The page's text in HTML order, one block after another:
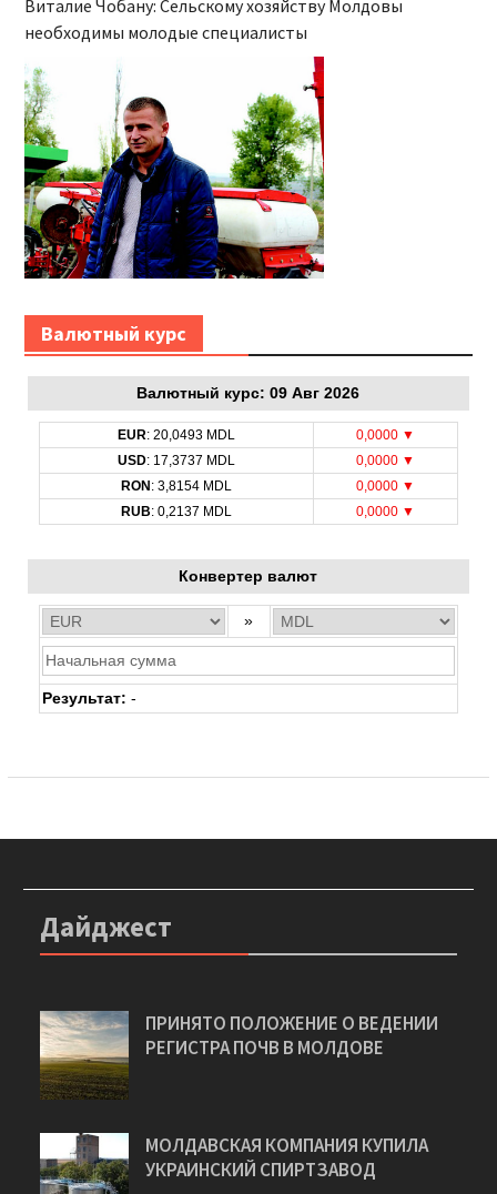
Виталие Чобану: Сельскому хозяйству Молдовы
необходимы молодые специалисты
Bалютный курс
Bалютный курс: 09 Авг 2026
EUR: 20,0493 MDL
0,0000 ▼
USD: 17,3737 MDL
0,0000 ▼
RON: 3,8154 MDL
0,0000 ▼
RUB: 0,2137 MDL 0,0000 ▼
Конвертер валют
»
Результат: -
Дайджест
ПРИНЯТО ПОЛОЖЕНИЕ О ВЕДЕНИИ
РЕГИСТРА ПОЧВ В МОЛДОВЕ
МОЛДАВСКАЯ КОМПАНИЯ КУПИЛА
УКРАИНСКИЙ СПИРТЗАВОД